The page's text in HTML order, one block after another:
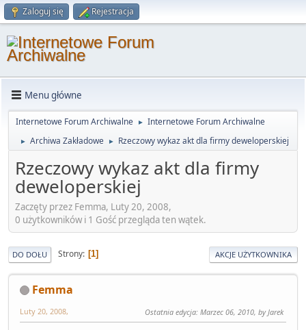
Zaloguj się Rejestracja
Menu główne
Internetowe Forum Archiwalne ► Internetowe Forum Archiwalne
► Archiwa Zakładowe ► Rzeczowy wykaz akt dla firmy deweloperskiej
Rzeczowy wykaz akt dla firmy
deweloperskiej
Zaczęty przez Femma, Luty 20, 2008,
0 użytkowników i 1 Gość przegląda ten wątek.
DO DOŁU Strony 1 AKCJE UŻYTKOWNIKA
Femma
Luty 20, 2008, Ostatnia edycja: Marzec 06, 2010, by Jarek